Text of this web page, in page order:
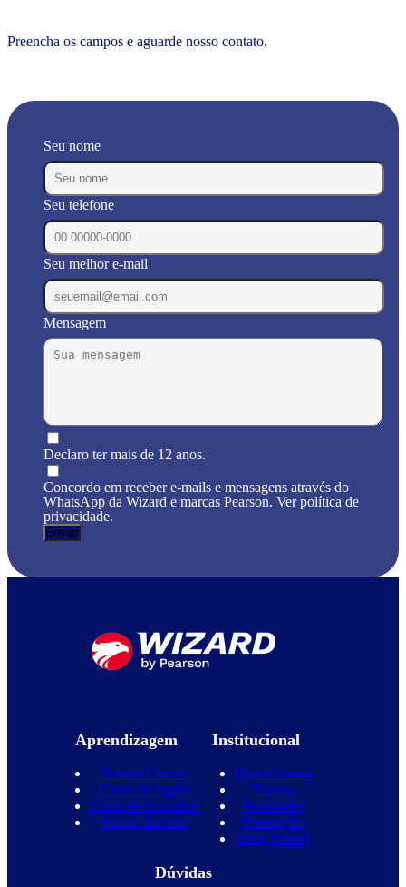
Preencha os campos e aguarde nosso contato.
Seu nome
Seu telefone
Seu melhor e-mail
Mensagem
Declaro ter mais de 12 anos.
Concordo em receber e-mails e mensagens através do
WhatsApp da Wizard e marcas Pearson. Ver política de
privacidade.
Aprendizagem
Nossos Cursos
Curso de Inglês
Curso de Espanhol
Nossas Escolas
Institucional
Quem Somos
Equipe
Novidades
Promoções
Blog Wizard
Dúvidas